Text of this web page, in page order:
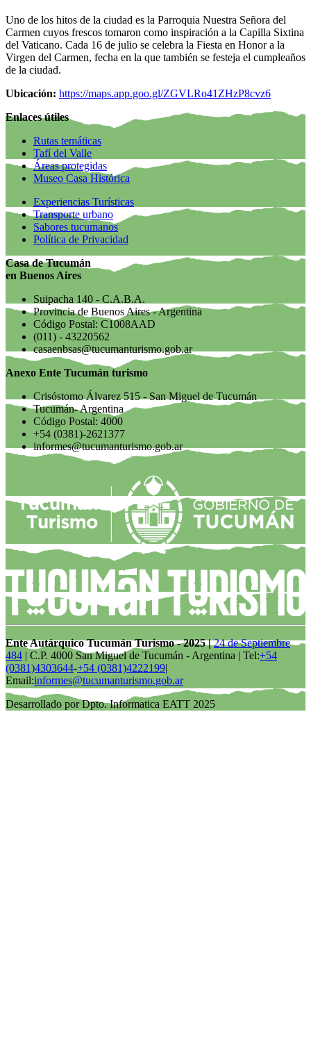
Uno de los hitos de la ciudad es la Parroquia Nuestra Señora del
Carmen cuyos frescos tomaron como inspiración a la Capilla Sixtina
del Vaticano. Cada 16 de julio se celebra la Fiesta en Honor a la
Virgen del Carmen, fecha en la que también se festeja el cumpleaños
de la ciudad.
Ubicación: https://maps.app.goo.gl/ZGVLRo41ZHzP8cvz6
Enlaces útiles
Rutas temáticas
Tafí del Valle
Áreas protegidas
Museo Casa Histórica
Experiencias Turísticas
Transporte urbano
Sabores tucumanos
Política de Privacidad
Casa de Tucumán
en Buenos Aires
Suipacha 140 - C.A.B.A.
Provincia de Buenos Aires - Argentina
Código Postal: C1008AAD
(011) - 43220562
casaenbsas@tucumanturismo.gob.ar
Anexo Ente Tucumán turismo
Crisóstomo Álvarez 515 - San Miguel de Tucumán
Tucumán- Argentina
Código Postal: 4000
+54 (0381)-2621377
informes@tucumanturismo.gob.ar
Ente Autárquico Tucumán Turismo - 2025 |24 de Septiembre
484 | C.P. 4000 San Miguel de Tucumán - Argentina | Tel:+54
(0381)4303644-+54 (0381)4222199|
Email:informes@tucumanturismo.gob.ar
Desarrollado por Dpto. Informatica EATT 2025